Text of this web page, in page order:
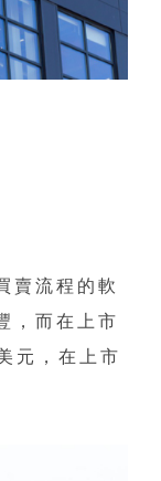
賣流程的軟
，而在上市
元，在上市